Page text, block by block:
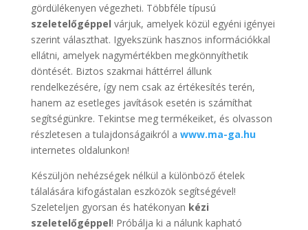
gördülékenyen végezheti. Többféle típusú
szeletelőgéppel várjuk, amelyek közül egyéni igényei
szerint választhat. Igyekszünk hasznos információkkal
ellátni, amelyek nagymértékben megkönnyíthetik
döntését. Biztos szakmai háttérrel állunk
rendelkezésére, így nem csak az értékesítés terén,
hanem az esetleges javítások esetén is számíthat
segítségünkre. Tekintse meg termékeiket, és olvasson
részletesen a tulajdonságaikról a www.ma-ga.hu
internetes oldalunkon!
Készüljön nehézségek nélkül a különböző ételek
tálalására kifogástalan eszközök segítségével!
Szeleteljen gyorsan és hatékonyan kézi
szeletelőgéppel! Próbálja ki a nálunk kapható